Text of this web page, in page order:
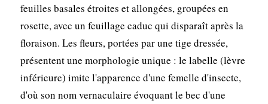
feuilles basales étroites et allongées, groupées en
rosette, avec un feuillage caduc qui disparaît après la
floraison. Les fleurs, portées par une tige dressée,
présentent une morphologie unique : le labelle (lèvre
inférieure) imite l'apparence d'une femelle d'insecte,
d'où son nom vernaculaire évoquant le bec d'une